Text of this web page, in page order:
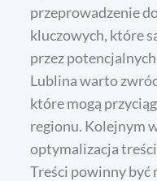
przeprowadzenie
kluczowych, które
przez
Lublina warto
które mogą
regionu. Kolejnym
optymalizacja
Treści powinny być